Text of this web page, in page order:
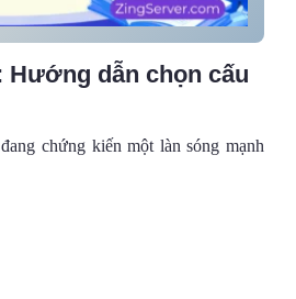
Hướng dẫn chọn cấu
chứng kiến một làn sóng mạnh